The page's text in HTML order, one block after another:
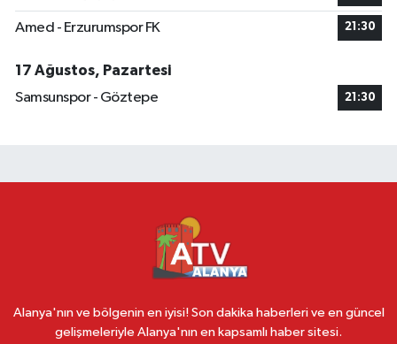
Amed - Erzurumspor FK 21:30
17 Ağustos, Pazartesi
Samsunspor - Göztepe
21:30
Alanya'nın ve bölgenin en iyisi! Son dakika haberleri ve en güncel
gelişmeleriyle Alanya'nın en kapsamlı haber sitesi.